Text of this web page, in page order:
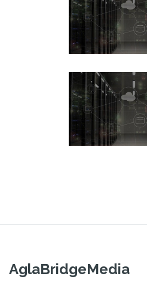
AglaBridgeMedia